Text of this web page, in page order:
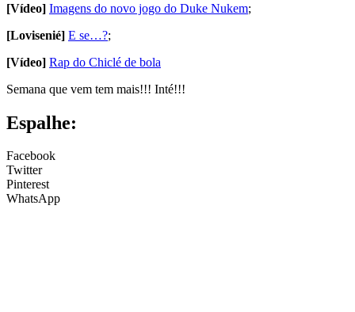
[Vídeo] Imagens do novo jogo do Duke Nukem;
[Lovisenié] E se…?;
[Vídeo] Rap do Chiclé de bola
Semana que vem tem mais!!! Inté!!!
Espalhe:
Facebook
Twitter
Pinterest
WhatsApp